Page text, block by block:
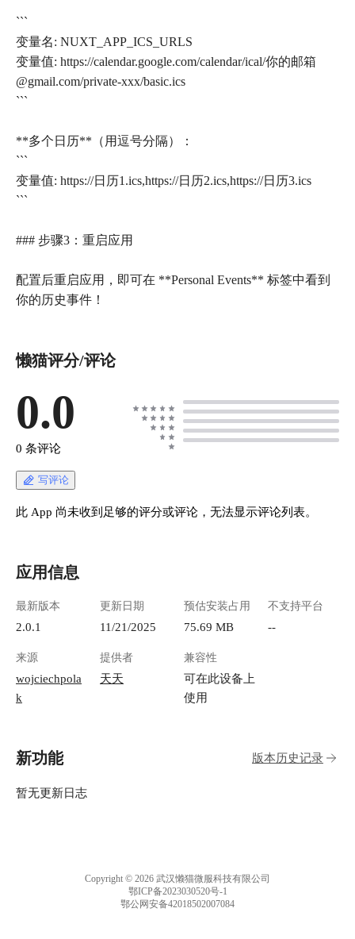
```
变量名: NUXT_APP_ICS_URLS
变量值: https://calendar.google.com/calendar/ical/你的邮箱
@gmail.com/private-xxx/basic.ics
```
**多个日历**（用逗号分隔）：
```
变量值: https://日历1.ics,https://日历2.ics,https://日历3.ics
```
### 步骤3：重启应用
配置后重启应用，即可在 **Personal Events** 标签中看到
懒猫评分/评论
0.0
0 条评论
写评论
此 App 尚未收到足够的评分或评论，无法显示评论列表。
应用信息
最新版本
2.0.1
更新日期
11/21/2025
预估安装占用
75.69 MB
不支持平台
--
来源
wojciechpola
k
提供者
天天
兼容性
可在此设备上
使用
新功能 版本历史记录
暂无更新日志
Copyright © 2026 武汉懒猫微服科技有限公司
鄂ICP备2023030520号-1
鄂公网安备42018502007084